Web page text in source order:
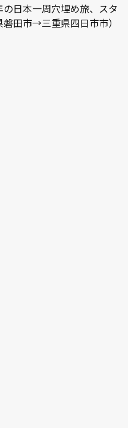
日本一周穴埋め旅、スタ
田市→三重県四日市市）